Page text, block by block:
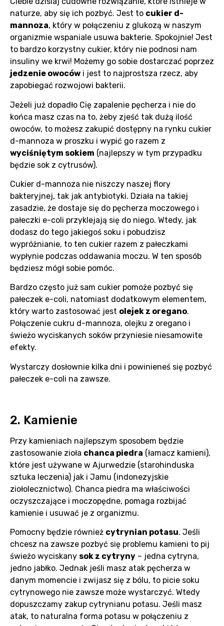
naturze, aby się ich pozbyć. Jest to cukier d-
mannoza, który w połączeniu z glukozą w naszym
organizmie wspaniale usuwa bakterie. Spokojnie! Jest
to bardzo korzystny cukier, który nie podnosi nam
insuliny we krwi! Możemy go sobie dostarczać poprzez
jedzenie owoców i jest to najprostsza rzecz, aby
zapobiegać rozwojowi bakterii.
Jeżeli już dopadło Cię zapalenie pęcherza i nie do
końca masz czas na to, żeby zjeść tak dużą ilość
owoców, to możesz zakupić dostępny na rynku cukier
d-mannoza w proszku i wypić go razem z
wyciśniętym sokiem (najlepszy w tym przypadku
będzie sok z cytrusów).
Cukier d-mannoza nie niszczy naszej flory
bakteryjnej, tak jak antybiotyki. Działa na takiej
zasadzie, że dostaje się do pęcherza moczowego i
pałeczki e-coli przyklejają się do niego. Wtedy, jak
dodasz do tego jakiegoś soku i pobudzisz
wypróżnianie, to ten cukier razem z pałeczkami
wypłynie podczas oddawania moczu. W ten sposób
będziesz mógł sobie pomóc.
Bardzo często już sam cukier pomoże pozbyć się
pałeczek e-coli, natomiast dodatkowym elementem,
który warto zastosować jest olejek z oregano.
Połączenie cukru d-mannoza, olejku z oregano i
świeżo wyciskanych soków przyniesie niesamowite
efekty.
Wystarczy dosłownie kilka dni i powinieneś się pozbyć
pałeczek e-coli na zawsze.
2. Kamienie
Przy kamieniach najlepszym sposobem będzie
zastosowanie zioła chanca piedra (łamacz kamieni),
które jest używane w Ajurwedzie (starohinduska
sztuka leczenia) jak i Jamu (indonezyjskie
ziołolecznictwo). Chanca piedra ma właściwości
oczyszczające i moczopędne, pomaga rozbijać
kamienie i usuwać je z organizmu.
Pomocny będzie również cytrynian potasu. Jeśli
chcesz na zawsze pozbyć się problemu kamieni to pij
świeżo wyciskany sok z cytryny – jedna cytryna,
jedno jabłko. Jednak jeśli masz atak pęcherza w
danym momencie i zwijasz się z bólu, to picie soku
cytrynowego nie zawsze może wystarczyć. Wtedy
dopuszczamy zakup cytrynianu potasu. Jeśli masz
atak, to naturalna forma potasu w połączeniu z